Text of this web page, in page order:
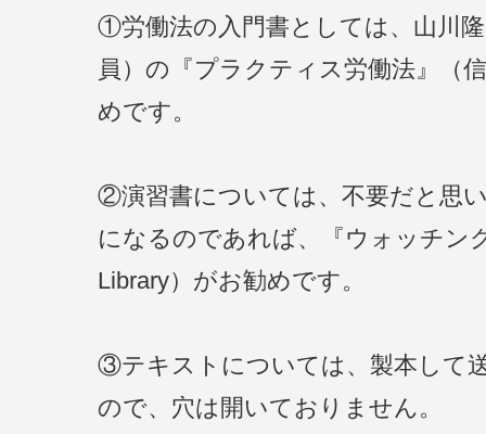
①労働法の入門書としては、山川
員）の『プラクティス労働法』（
めです。
②演習書については、不要だと思
になるのであれば、『ウォッチン
Library）がお勧めです。
③テキストについては、製本して
ので、穴は開いておりません。